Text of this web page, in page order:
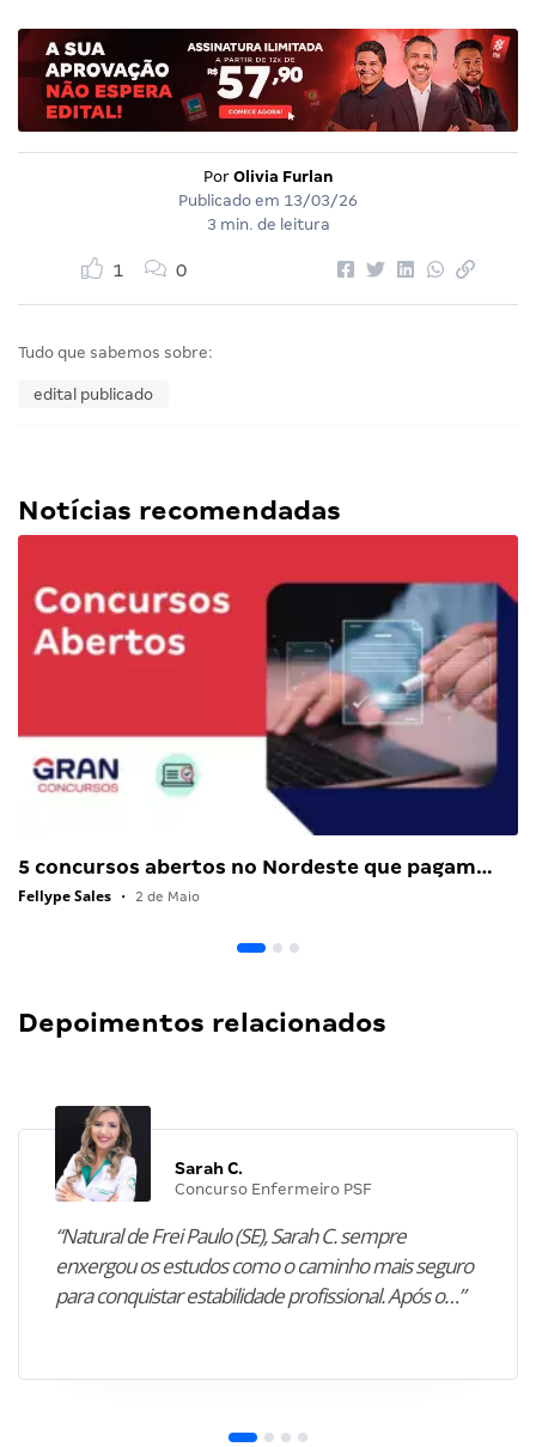
Por Olivia Furlan
Publicado em 13/03/26
3 min. de leitura
1 0
Tudo que sabemos sobre:
edital publicado
Notícias recomendadas
5 concursos abertos no Nordeste que pagam…
Fellype Sales • 2 de Maio
Depoimentos relacionados
Sarah C.
Concurso Enfermeiro PSF
“Natural de Frei Paulo (SE), Sarah C. sempre
enxergou os estudos como o caminho mais seguro
para conquistar estabilidade profissional. Após o…”